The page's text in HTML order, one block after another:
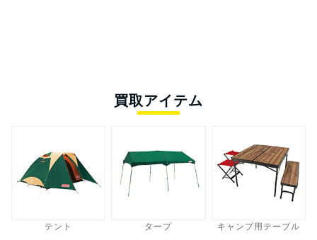
買取アイテム
テント タープ キャンプ用テーブル